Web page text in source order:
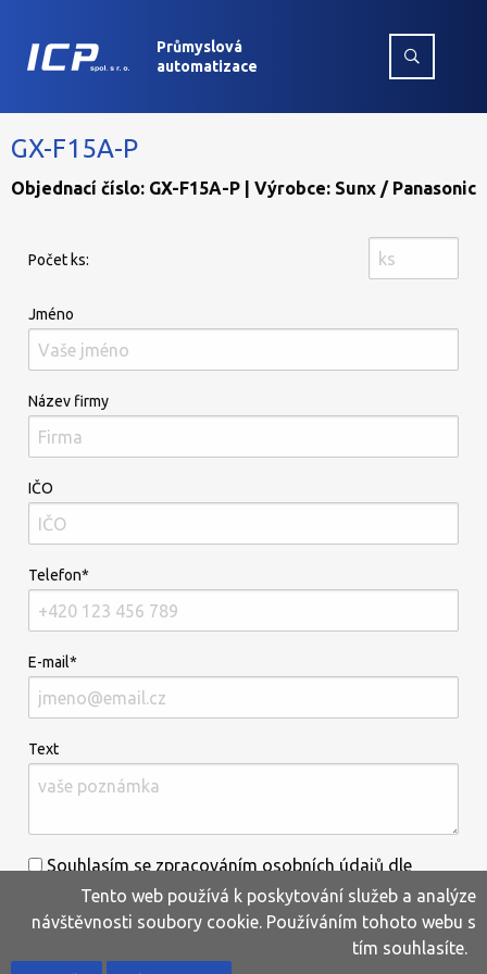
Průmyslová
automatizace
GX-F15A-P
Objednací číslo: GX-F15A-P | Výrobce: Sunx / Panasonic
Počet ks:
Jméno
Název firmy
IČO
Telefon*
E-mail*
Text
Souhlasím se zpracováním osobních údajů dle
informací uvedenýchzde.*
Tento web používá k poskytování služeb a analýze
návštěvnosti soubory cookie. Používáním tohoto webu s
tím souhlasíte.